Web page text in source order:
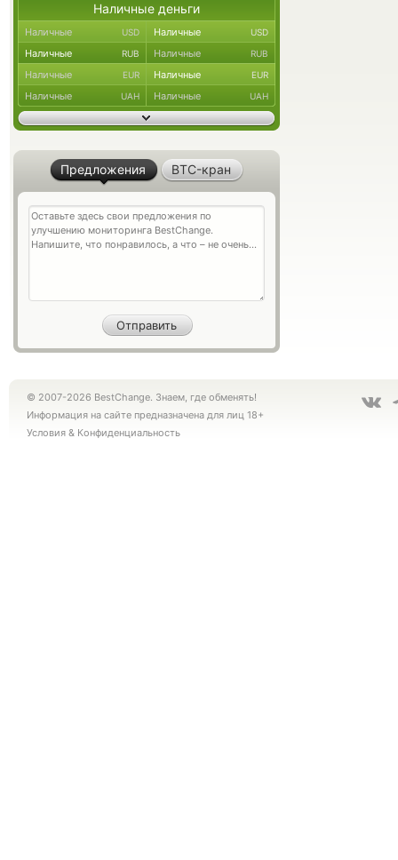
Наличные деньги
Наличные USD Наличные USD
Наличные RUB Наличные RUB
Наличные EUR Наличные EUR
Наличные UAH Наличные UAH
Предложения BTC-кран
© 2007-2026 BestChange. Знаем, где обменять!
Информация на сайте предназначена для лиц 18+
Условия & Конфиденциальность